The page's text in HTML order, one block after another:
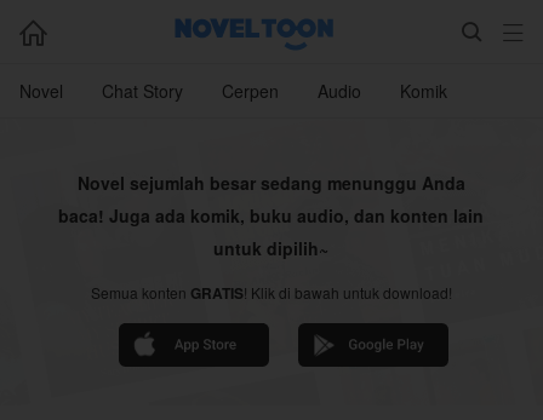
  
Novel Chat Story Cerpen Audio Komik
Novel sejumlah besar sedang menunggu Anda
baca! Juga ada komik, buku audio, dan konten lain
untuk dipilih~
Semua konten GRATIS! Klik di bawah untuk download!